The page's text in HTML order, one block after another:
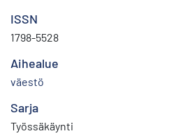
ISSN
1798-5528
Aihealue
väestö
Sarja
Työssäkäynti